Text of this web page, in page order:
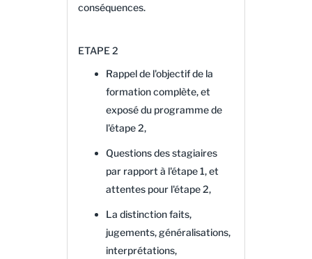
conséquences.
ETAPE 2
Rappel de l'objectif de la
formation complète, et
exposé du programme de
l'étape 2,
Questions des stagiaires
par rapport à l'étape 1, et
attentes pour l'étape 2,
La distinction faits,
jugements, généralisations,
interprétations,